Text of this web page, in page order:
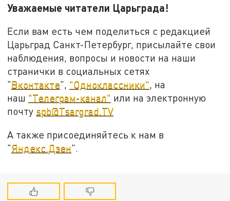
Уважаемые читатели Царьграда!
Если вам есть чем поделиться с редакцией
Царьград Санкт-Петербург, присылайте свои
наблюдения, вопросы и новости на наши
странички в социальных сетях
"Вконтакте", "Одноклассники", на
наш "Телеграм-канал" или на электронную
почту spb@Tsargrad.TV
А также присоединяйтесь к нам в
"Яндекс.Дзен".